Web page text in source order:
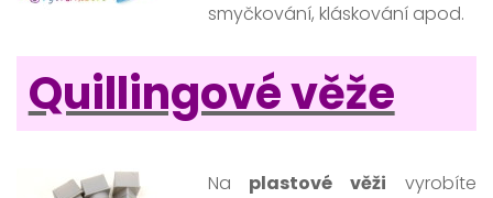
smyčkování, kláskování apod.
Quillingové věže
Na plastové věži vyrobíte